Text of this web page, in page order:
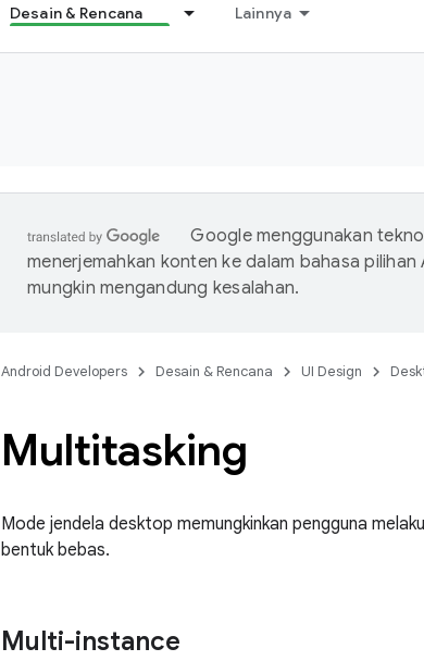
Desain & Rencana Lainnya
Google menggunakan
menerjemahkan konten ke dalam bahasa pilihan
mungkin mengandung kesalahan.
Android Developers Desain & Rencana UI Design
Multitasking
Mode jendela desktop memungkinkan pengguna
bentuk bebas.
Multi-instance